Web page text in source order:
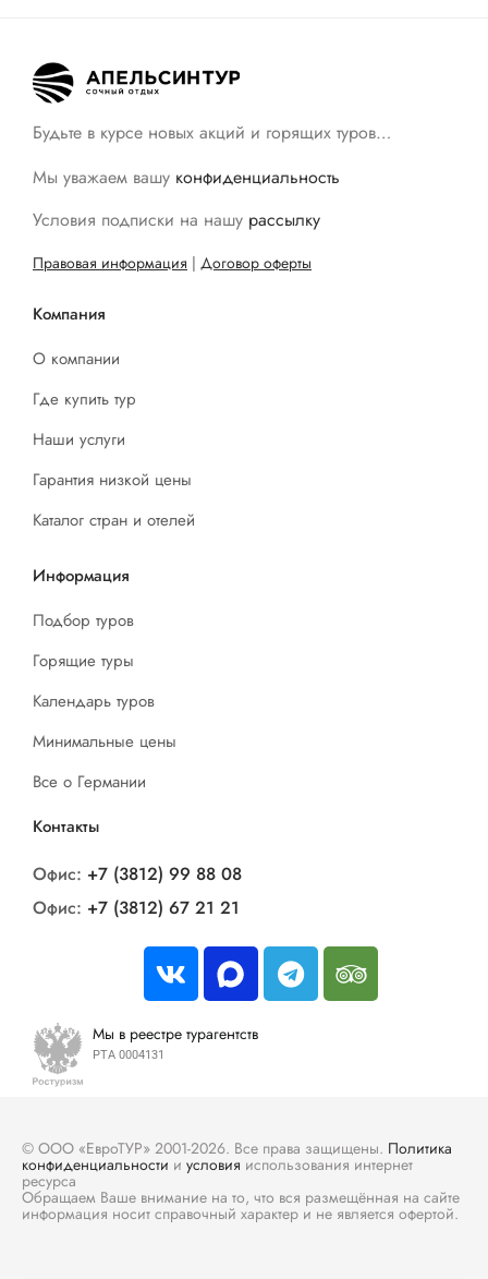
Будьте в курсе новых акций и горящих туров…
Мы уважаем вашу конфиденциальность
Условия подписки на нашу рассылку
Правовая информация | Договор оферты
Компания
О компании
Где купить тур
Наши услуги
Гарантия низкой цены
Каталог стран и отелей
Информация
Подбор туров
Горящие туры
Календарь туров
Минимальные цены
Все о Германии
Контакты
Офис: +7 (3812) 99 88 08
Офис: +7 (3812) 67 21 21
Мы в реестре турагентств
РТА 0004131
© ООО «ЕвроТУР» 2001-2026. Все права защищены. Политика
конфиденциальности и условия использования интернет
ресурса
Обращаем Ваше внимание на то, что вся размещённая на сайте
информация носит справочный характер и не является офертой.